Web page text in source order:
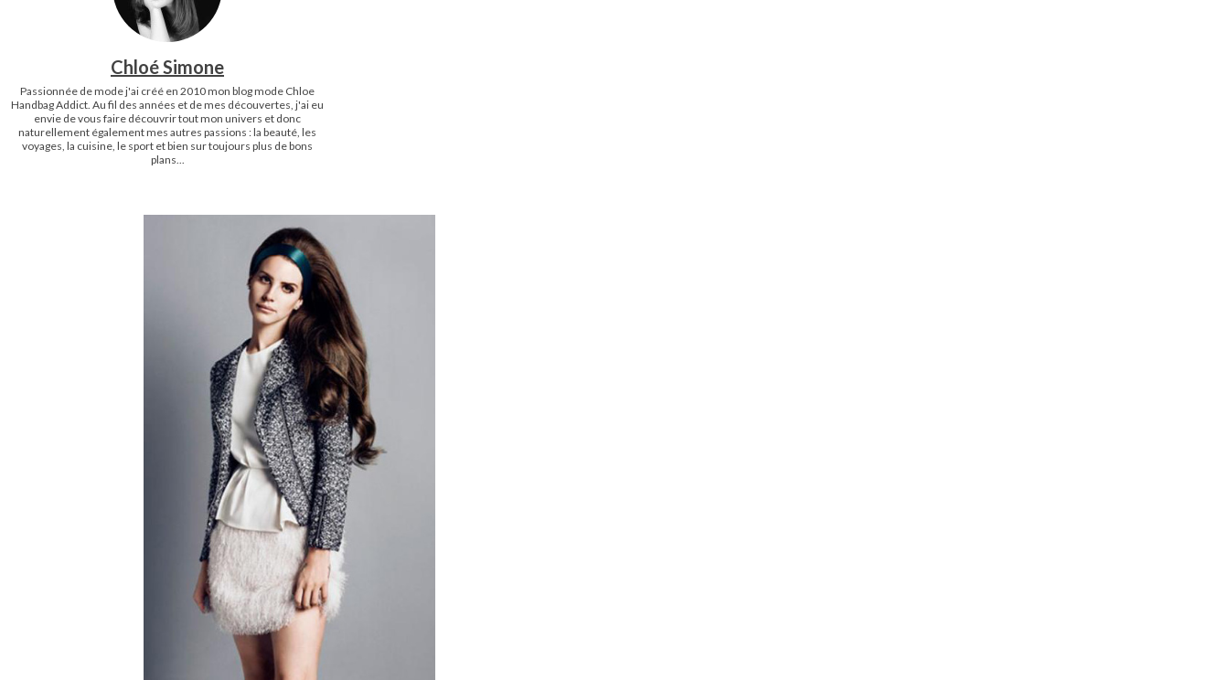
Chloé Simone
Passionnée de mode j'ai créé en 2010 mon blog mode Chloe
Handbag Addict. Au fil des années et de mes découvertes, j'ai eu
envie de vous faire découvrir tout mon univers et donc
naturellement également mes autres passions : la beauté, les
voyages, la cuisine, le sport et bien sur toujours plus de bons
plans...